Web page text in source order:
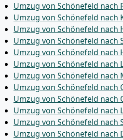
Umzug von Schönefeld nach
Umzug von Schönefeld nach
Umzug von Schönefeld nach
Umzug von Schönefeld nach
Umzug von Schönefeld nach
Umzug von Schönefeld nach
Umzug von Schönefeld nach
Umzug von Schönefeld nach
Umzug von Schönefeld nach
Umzug von Schönefeld nach
Umzug von Schönefeld nach
Umzug von Schönefeld nach